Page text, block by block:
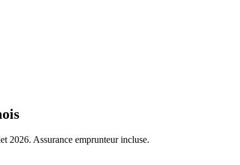
2026. Assurance emprunteur incluse.